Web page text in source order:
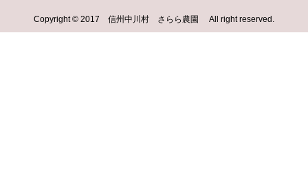
Copyright © 2017 信州中川村 さらら農園 All right reserved.